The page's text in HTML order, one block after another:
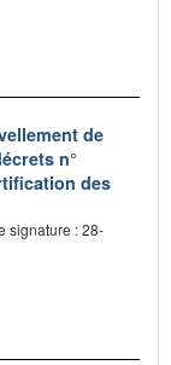
de
n°
des
signature : 28-